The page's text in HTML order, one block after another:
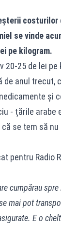
costurilor
se vinde
pe kilogram.
25 de lei pe
anul trecut,
şi
- ţările arabe
se tem să
pentru Radio
cumpărau spre
mai pot
E o